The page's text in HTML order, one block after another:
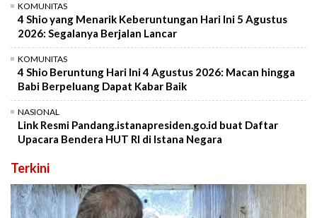
KOMUNITAS
4 Shio yang Menarik Keberuntungan Hari Ini 5 Agustus
2026: Segalanya Berjalan Lancar
KOMUNITAS
4 Shio Beruntung Hari Ini 4 Agustus 2026: Macan hingga
Babi Berpeluang Dapat Kabar Baik
NASIONAL
Link Resmi Pandang.istanapresiden.go.id buat Daftar
Upacara Bendera HUT RI di Istana Negara
Terkini